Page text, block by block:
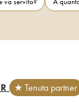
★ Tenuta partner